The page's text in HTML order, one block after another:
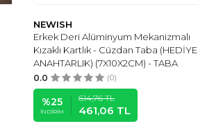
NEWISH
Erkek Deri Alüminyum Mekanizmalı
Kızaklı Kartlık - Cüzdan Taba (HEDİYE
ANAHTARLIK) (7X10X2CM) - TABA
0.0 (0)
%25
İNDIRIM
614,76TL
461,06 TL